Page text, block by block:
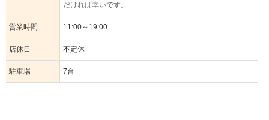
だければ幸いです。
営業時間 11:00～19:00
店休日 不定休
駐車場 7台